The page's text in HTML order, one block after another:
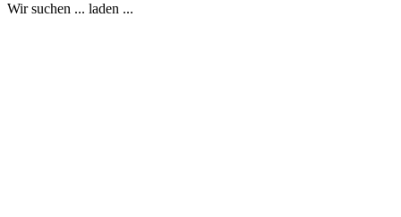
Wir suchen ... laden ...